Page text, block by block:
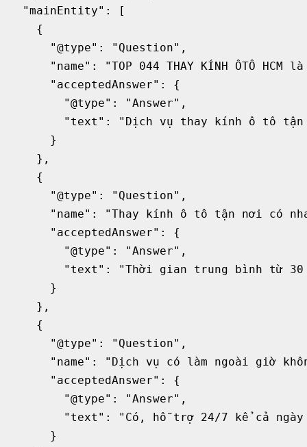
  "mainEntity": [
    {
      "@type": "Question",
"name": "TOP 044 THAY KÍNH ÔTÔ HCM là
      "acceptedAnswer": {
        "@type": "Answer",
"text": "Dịch vụ thay kính ô tô
      }
    },
    {
      "@type": "Question",
"name": "Thay kính ô tô tận nơi có
      "acceptedAnswer": {
        "@type": "Answer",
"text": "Thời gian trung bình từ
      }
    },
    {
      "@type": "Question",
"name": "Dịch vụ có làm ngoài giờ
      "acceptedAnswer": {
        "@type": "Answer",
"text": "Có, hỗ trợ 24/7 kể cả ngày
      }